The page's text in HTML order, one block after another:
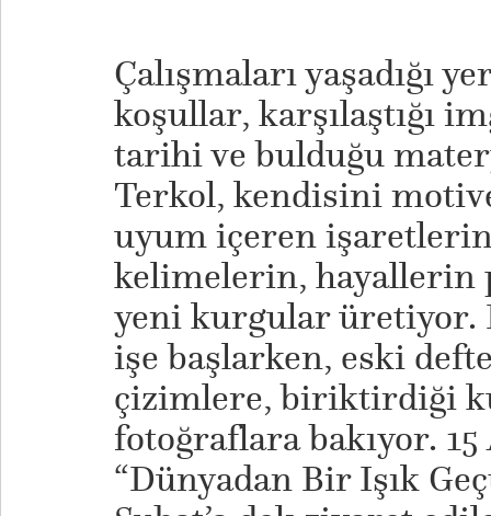
Çalışmaları yaşadığı
koşullar, karşılaştığı
tarihi ve bulduğu
Terkol, kendisini
uyum içeren
kelimelerin, hayallerin
yeni kurgular üretiyor.
işe başlarken, eski
çizimlere, biriktirdiği
fotoğraflara bakıyor.
“Dünyadan Bir Işık